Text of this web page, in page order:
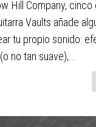
Hill Company, cinco
Vaults añade
tu propio sonido:
no tan suave),...